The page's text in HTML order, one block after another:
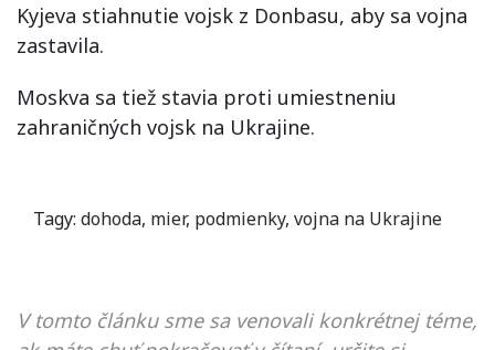
Kyjeva stiahnutie vojsk z Donbasu, aby sa vojna
zastavila.
Moskva sa tiež stavia proti umiestneniu
zahraničných vojsk na Ukrajine.
Tagy: dohoda, mier, podmienky, vojna na Ukrajine
V tomto článku sme sa venovali konkrétnej téme,